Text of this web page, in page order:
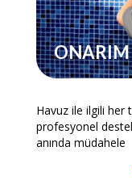
ONARIM
Havuz ile ilgili her
profesyonel
anında müdahele